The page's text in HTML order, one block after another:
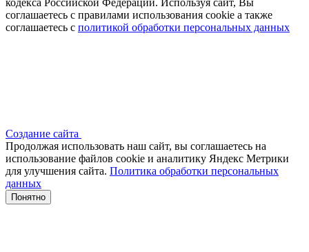
соглашаетесь с правилами использования cookie а также
соглашаетесь с политикой обработки персональных данных
Создание сайта
Продолжая использовать наш сайт, вы соглашаетесь на
использование файлов сооkіе и аналитику Яндекс Метрики
для улучшения сайта. Политика обработки персональных
данных
Понятно